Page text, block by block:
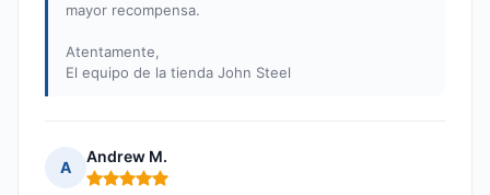
mayor recompensa.
Atentamente,
El equipo de la tienda John Steel
A
Andrew M.
Nota: 5 de 5